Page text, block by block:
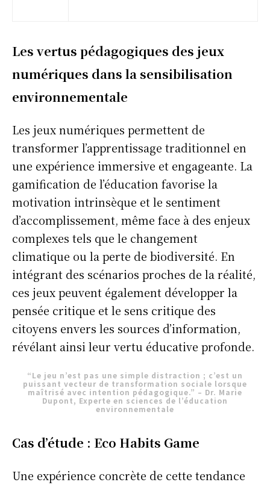
Les vertus pédagogiques des jeux
numériques dans la sensibilisation
environnementale
Les jeux numériques permettent de
transformer l’apprentissage traditionnel en
une expérience immersive et engageante. La
gamification de l’éducation favorise la
motivation intrinsèque et le sentiment
d’accomplissement, même face à des enjeux
complexes tels que le changement
climatique ou la perte de biodiversité. En
intégrant des scénarios proches de la réalité,
ces jeux peuvent également développer la
pensée critique et le sens critique des
citoyens envers les sources d’information,
révélant ainsi leur vertu éducative profonde.
“Le jeu n’est pas une simple distraction ; c’est un
puissant vecteur de transformation sociale lorsque
maîtrisé avec intention pédagogique.” – Dr. Marie
Dupont, Experte en sciences de l’éducation
environnementale
Cas d’étude : Eco Habits Game
Une expérience concrète de cette tendance